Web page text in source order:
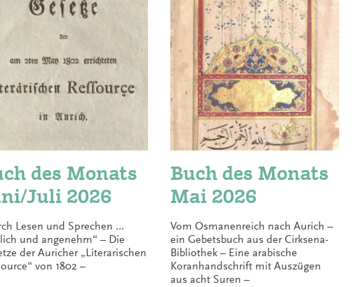
des Monats
Juli 2026
Lesen und Sprechen …
und angenehm“ – Die
der Auricher „Literarischen
von 1802 –
Buch des Monats
Mai 2026
Vom Osmanenreich nach Aurich –
ein Gebetsbuch aus der Cirksena-
Bibliothek – Eine arabische
Koranhandschrift mit Auszügen
aus acht Suren –